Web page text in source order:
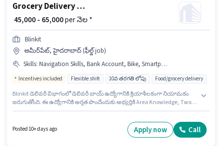
Grocery Delivery Boy
₹ 45,000 - 65,000per నెల *
Blinkit
అమీర్‌పేట్, హైదరాబాద్ (ఫీల్డ్ job)
Skills: Navigation Skills, Bank Account, Bike, Smartphone, Area Knowledge, Aadhar Card, PAN Card, Two-Wheeler Driving
Incentives included Flexible shift 10వ తరగతి లోపు Food/grocery delivery
Blinkit డెలివరీ విభాగంలో డెలివరీ బాయ్ ఉద్యోగానికి క్రియాశీలకంగా నియామకం
జరుగుతోంది. ఈ ఉద్యోగానికి అర్హత పొందేందుకు అభ్యర్థికి Area Knowledge, Two-
ఉండటం ముఖ్యం. 10వ తరగతి లోపు అర్హత ఉన్న అభ్యర్థులు ఈ ఉద్యోగానికి అప్లై
చేసుకోవచ్చు. ఈ ఉద్యోగానికి ముఖ్యమైన డాక్యుమెంట్లు PAN Card, Aadhar Card,
Posted 10+ days ago Apply now Call